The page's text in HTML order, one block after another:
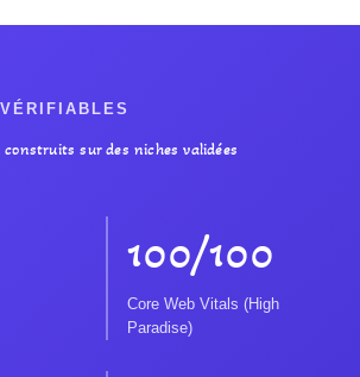
sur des niches validées
100/100
Core Web Vitals (High
Paradise)